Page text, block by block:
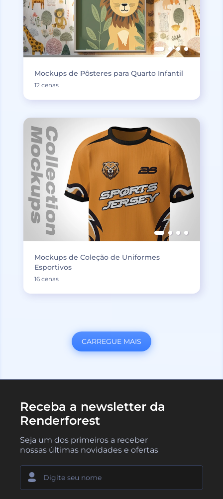
Mockups de Pôsteres para Quarto Infantil
12 cenas
Mockups de Coleção de Uniformes
Esportivos
16 cenas
CARREGUE MAIS
Receba a newsletter da
Renderforest
Seja um dos primeiros a receber
nossas últimas novidades e ofertas